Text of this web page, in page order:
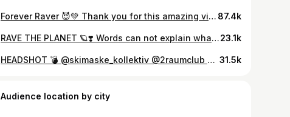
Forever Raver 😈💚 Thank you for this amazing video Anna 🖤🎥 @999.bloodyshwty . , #raver #rave #dance #techno 87.4k
RAVE THE PLANET 🪐❣️ Words can not explain what’s goin on in my heart and mind right now❣️ Thanks to everybody who came and partied with me ❤️‍🔥 We are all together in this world full of hate, crime and war and I’m more then blessed to take a stand against it with all of you !!! 🕊️ LOVE IS AND WILL ALWAYS BE STRONGER 🤍 This still feels like a dream 💭🌙 I LOVE YOU ALL❤️ 🎥 @caesarmedia.de A huge shoutout and thank you to @bassgefluester_com, @sylent.official_ w/ @dexit.techno& @ravetheplanet who made this possible 🫶🏼🫂 TRACK ID : @krenon_music - Narcissist #loveparade #parade #ravetheplanet #loveisalwaystheanswer #techno #hardtechno #rave #dj #djlife #technolovers #technogermany23.1k
HEADSHOT 💣 @skimaske_kollektiv @2raumclub 🎥 @oskar_knebel #rave #hardtechno #technolovers #technogermany #kimahlf #djlife #raver 31.5k
Audience location by city